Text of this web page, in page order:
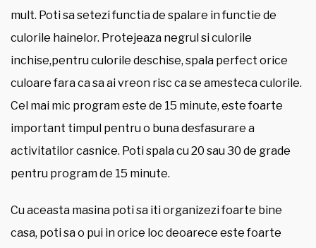
mult. Poti sa setezi functia de spalare in functie de
culorile hainelor. Protejeaza negrul si culorile
inchise,pentru culorile deschise, spala perfect orice
culoare fara ca sa ai vreon risc ca se amesteca culorile.
Cel mai mic program este de 15 minute, este foarte
important timpul pentru o buna desfasurare a
activitatilor casnice. Poti spala cu 20 sau 30 de grade
pentru program de 15 minute.
Cu aceasta masina poti sa iti organizezi foarte bine
casa, poti sa o pui in orice loc deoarece este foarte